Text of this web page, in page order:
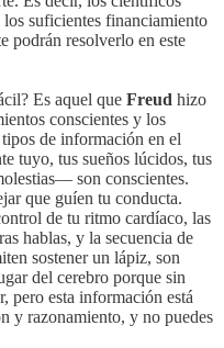
los suficientes financiamiento
podrán resolverlo en este
Es aquel que Freud hizo
conscientes y los
de información en el
tuyo, tus sueños lúcidos, tus
son conscientes.
que guíen tu conducta.
de tu ritmo cardíaco, las
hablas, y la secuencia de
sostener un lápiz, son
del cerebro porque sin
pero esta información está
y razonamiento, y no puedes